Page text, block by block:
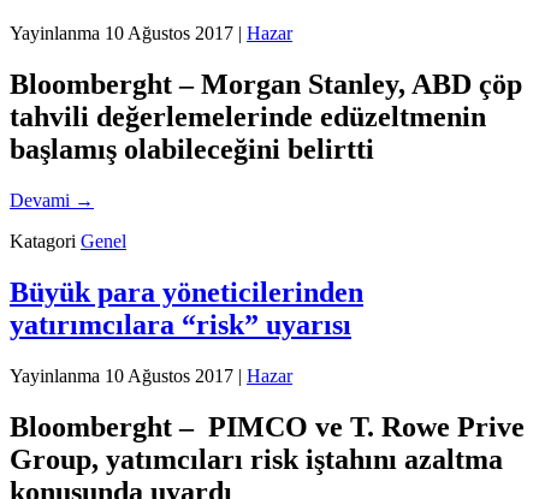
Yayinlanma 10 Ağustos 2017 | Hazar
Bloomberght – Morgan Stanley, ABD çöp
tahvili değerlemelerinde edüzeltmenin
başlamış olabileceğini belirtti
Devami →
Katagori Genel
Büyük para yöneticilerinden
yatırımcılara “risk” uyarısı
Yayinlanma 10 Ağustos 2017 | Hazar
Bloomberght – PIMCO ve T. Rowe Prive
Group, yatımcıları risk iştahını azaltma
konusunda uyardı